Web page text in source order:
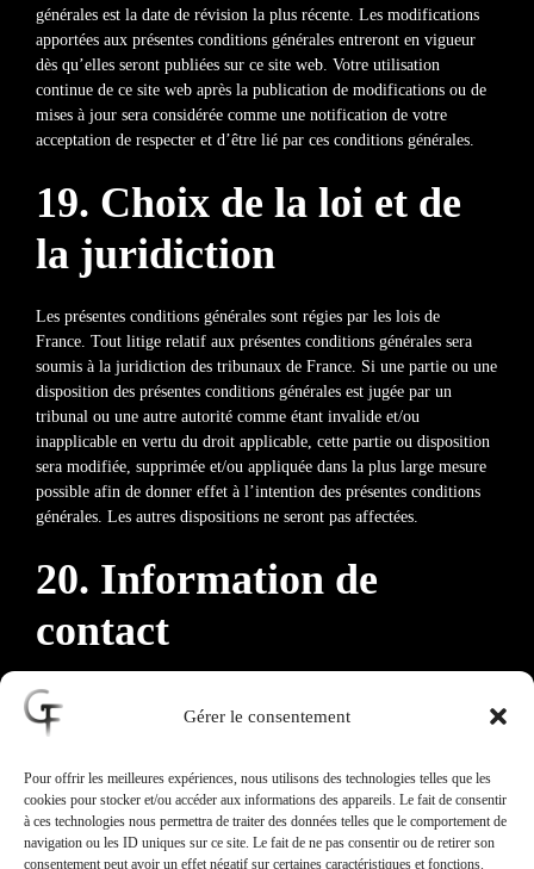
Gérer le consentement
Pour offrir les meilleures expériences, nous utilisons des technologies telles que les
cookies pour stocker et/ou accéder aux informations des appareils. Le fait de consentir
à ces technologies nous permettra de traiter des données telles que le comportement de
navigation ou les ID uniques sur ce site. Le fait de ne pas consentir ou de retirer son
consentement peut avoir un effet négatif sur certaines caractéristiques et fonctions.
générales est la date de révision la plus récente. Les modifications
apportées aux présentes conditions générales entreront en vigueur
dès qu’elles seront publiées sur ce site web. Votre utilisation
continue de ce site web après la publication de modifications ou de
mises à jour sera considérée comme une notification de votre
acceptation de respecter et d’être lié par ces conditions générales.
19. Choix de la loi et de
la juridiction
Les présentes conditions générales sont régies par les lois de
France. Tout litige relatif aux présentes conditions générales sera
soumis à la juridiction des tribunaux de France. Si une partie ou une
disposition des présentes conditions générales est jugée par un
tribunal ou une autre autorité comme étant invalide et/ou
inapplicable en vertu du droit applicable, cette partie ou disposition
sera modifiée, supprimée et/ou appliquée dans la plus large mesure
possible afin de donner effet à l’intention des présentes conditions
générales. Les autres dispositions ne seront pas affectées.
20. Information de
contact
Ce site web est détenu et exploité par FERRAN Guillaume.
générales en nous écrivant ou en nous envoyant un e-mail à
l’adresse suivante : photographie@guillaumeferran.fr
44 rue Claude DEBUSSY 33140 Villenave D'Ornon, FRANCE